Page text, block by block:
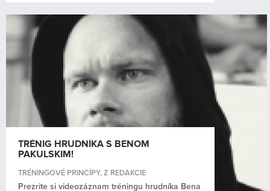
TRÉNIG HRUDNÍKA S BENOM
PAKULSKIM!
TRÉNINGOVÉ PRINCÍPY,Z REDAKCIE
Prezrite si videozáznam tréningu hrudníka Bena